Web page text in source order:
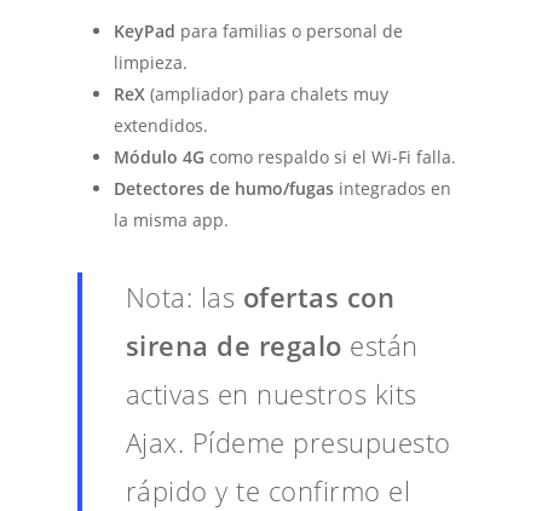
KeyPad para familias o personal de
limpieza.
ReX (ampliador) para chalets muy
extendidos.
Módulo 4G como respaldo si el Wi-Fi falla.
Detectores de humo/fugas integrados en
la misma app.
Nota: las ofertas con
sirena de regalo están
activas en nuestros kits
Ajax. Pídeme presupuesto
rápido y te confirmo el